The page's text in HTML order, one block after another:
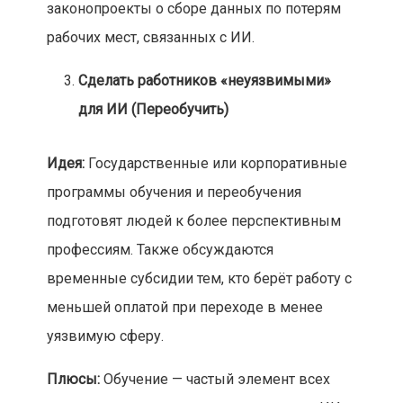
законопроекты о сборе данных по потерям
рабочих мест, связанных с ИИ.
Сделать работников «неуязвимыми»
для ИИ (Переобучить)
Идея:Государственные или корпоративные
программы обучения и переобучения
подготовят людей к более перспективным
профессиям. Также обсуждаются
временные субсидии тем, кто берёт работу с
меньшей оплатой при переходе в менее
уязвимую сферу.
Плюсы:Обучение — частый элемент всех